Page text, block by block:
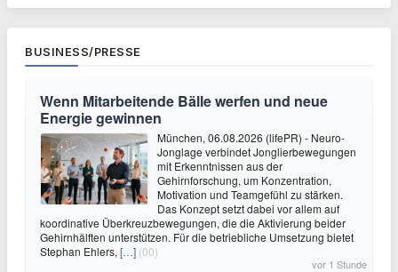
BUSINESS/PRESSE
Wenn Mitarbeitende Bälle werfen und neue
Energie gewinnen
München, 06.08.2026 (lifePR) - Neuro-
Jonglage verbindet Jonglierbewegungen
mit Erkenntnissen aus der
Gehirnforschung, um Konzentration,
Motivation und Teamgefühl zu stärken.
Das Konzept setzt dabei vor allem auf
koordinative Überkreuzbewegungen, die die Aktivierung beider
Gehirnhälften unterstützen. Für die betriebliche Umsetzung bietet
Stephan Ehlers, […] (00)
vor 1 Stunde